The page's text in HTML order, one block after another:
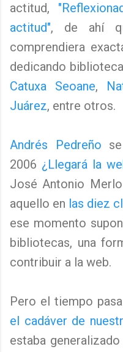
actitud,
actitud", de ahí
comprendiera
dedicando
Catuxa Seoane,
Juárez, entre otros.
Andrés Pedreño
2006 ¿Llegará la
José Antonio
aquello en las diez
ese momento
bibliotecas, una
contribuir a la web.
Pero el tiempo
el cadáver de
estaba